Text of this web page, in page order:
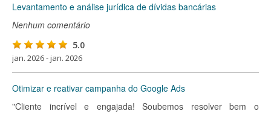
Levantamento e análise jurídica de dívidas bancárias
Nenhum comentário
5.0
jan. 2026 - jan. 2026
Otimizar e reativar campanha do Google Ads
"Cliente incrível e engajada! Soubemos resolver bem o